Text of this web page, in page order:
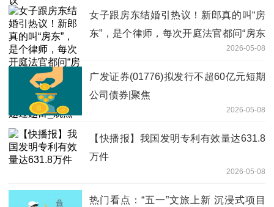
女子跟房东结婚引热议！新郎真的叫“房
东”，是个律师，每次开庭法官都问“房东
来了没” ……网友：“房东”配“加薪”注定越
过越富_观点
2026-05-08
广发证券(01776)拟发行不超60亿元短期
公司债券|聚焦
2026-05-08
【快播报】我国发明专利有效量达631.8
万件
2026-05-08
热门看点：“五一”文旅上新 沉浸式项目